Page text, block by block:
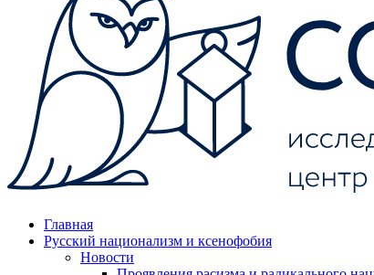
Главная
Русский национализм и ксенофобия
Новости